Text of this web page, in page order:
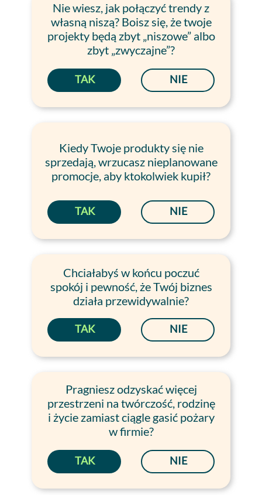
NIE
TAK
Pragniesz odzyskać więcej
przestrzeni na twórczość, rodzinę
i życie zamiast ciągle gasić pożary
w firmie?
NIE
TAK
Chciałabyś w końcu poczuć
spokój i pewność, że Twój biznes
działa przewidywalnie?
NIE
TAK
Kiedy Twoje produkty się nie
sprzedają, wrzucasz nieplanowane
promocje, aby ktokolwiek kupił?
NIE
TAK
Nie wiesz, jak połączyć trendy z
własną niszą? Boisz się, że twoje
projekty będą zbyt „niszowe” albo
zbyt „zwyczajne”?